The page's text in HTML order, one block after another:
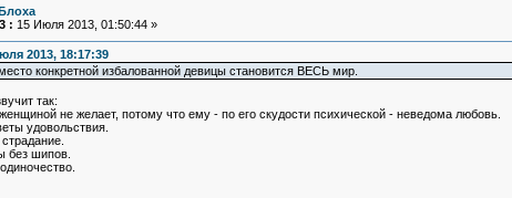
: 15 Июля 2013, 01:50:44 »
2013, 18:17:39
конкретной избалованной девицы становится ВЕСЬ мир.
так:
не желает, потому что ему - по его скудости психической - неведома любовь.
удовольствия.
без шипов.